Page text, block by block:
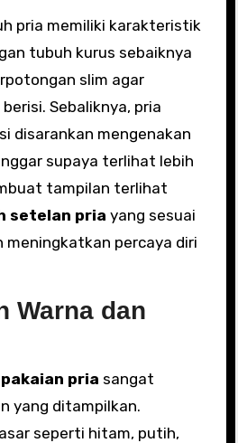
pria memiliki karakteristik
tubuh kurus sebaiknya
slim agar
Sebaliknya, pria
disarankan mengenakan
supaya terlihat lebih
tampilan terlihat
setelan pria yang sesuai
meningkatkan percaya diri
Warna dan
pakaian pria sangat
yang ditampilkan.
seperti hitam, putih,